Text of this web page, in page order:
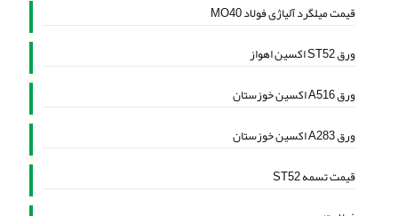
قیمت میلگرد آلیاژی فولاد MO40
ورق ST52 اکسین اهواز
ورق A516 اکسین خوزستان
ورق A283 اکسین خوزستان
قیمت تسمه ST52